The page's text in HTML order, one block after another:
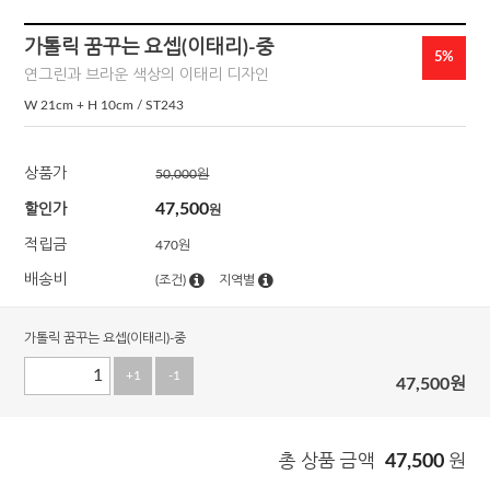
가톨릭 꿈꾸는 요셉(이태리)-중
연그린과 브라운 색상의 이태리 디자인
W 21cm + H 10cm / ST243
5%
상품가 50,000원
할인가 47,500원
적립금 470원
배송비 (조건) 지역별
가톨릭 꿈꾸는 요셉(이태리)-중
+1 -1 47,500원
총 상품 금액 47,500 원